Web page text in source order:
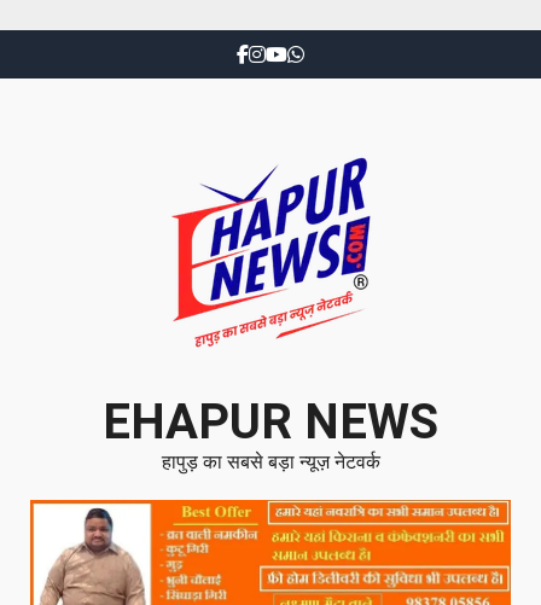
EHAPUR NEWS
हापुड़ का सबसे बड़ा न्यूज़ नेटवर्क